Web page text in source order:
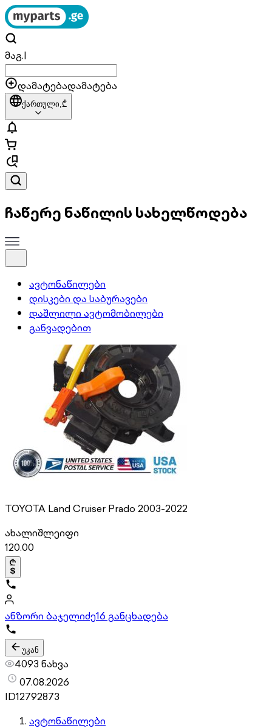
მაგ.|
დამატებადამატება
ქართული,₾
ჩაწერე ნაწილის სახელწოდება
ავტონაწილები
დისკები და საბურავები
დაშლილი ავტომობილები
განვადებით
TOYOTA Land Cruiser Prado 2003-2022
ახალიშლეიფი
120.00
ანზორი ბაჯელიძე16 განცხადება
უკან
4093 ნახვა
07.08.2026
ID12792873
ავტონაწილები